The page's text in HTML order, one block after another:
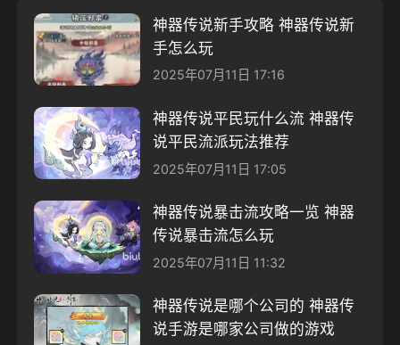
神器传说新手攻略 神器传说新
手怎么玩
2025年07月11日 17:16
神器传说平民玩什么流 神器传
说平民流派玩法推荐
2025年07月11日 17:05
神器传说暴击流攻略一览 神器
传说暴击流怎么玩
2025年07月11日 11:32
神器传说是哪个公司的 神器传
说手游是哪家公司做的游戏